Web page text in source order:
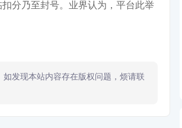
分乃至封号。业界认为，平台此举
发现本站内容存在版权问题，烦请联